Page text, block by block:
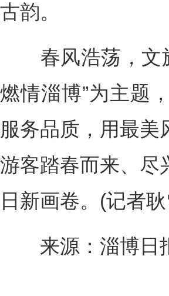
古韵。
春风浩荡，文旅
燃情淄博”为主题
服务品质，用最美
游客踏春而来、尽
日新画卷。(记者
来源：淄博日